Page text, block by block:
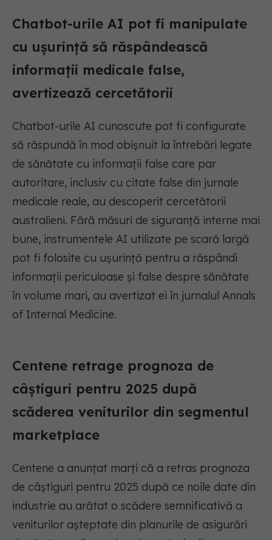
Chatbot-urile AI pot fi manipulate
cu ușurință să răspândească
informații medicale false,
avertizează cercetătorii
Chatbot-urile AI cunoscute pot fi configurate
să răspundă în mod obișnuit la întrebări legate
de sănătate cu informații false care par
autoritare, inclusiv cu citate false din jurnale
medicale reale, au descoperit cercetătorii
australieni. Fără măsuri de siguranță interne mai
bune, instrumentele AI utilizate pe scară largă
pot fi folosite cu ușurință pentru a răspândi
informații periculoase și false despre sănătate
în volume mari, au avertizat ei în jurnalul Annals
of Internal Medicine.
Centene retrage prognoza de
câștiguri pentru 2025 după
scăderea veniturilor din segmentul
marketplace
Centene a anunțat marți că a retras prognoza
de câștiguri pentru 2025 după ce noile date din
industrie au arătat o scădere semnificativă a
veniturilor așteptate din planurile de asigurări